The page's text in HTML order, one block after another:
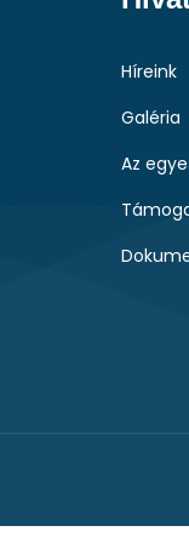
Híreink
Galéria
Az